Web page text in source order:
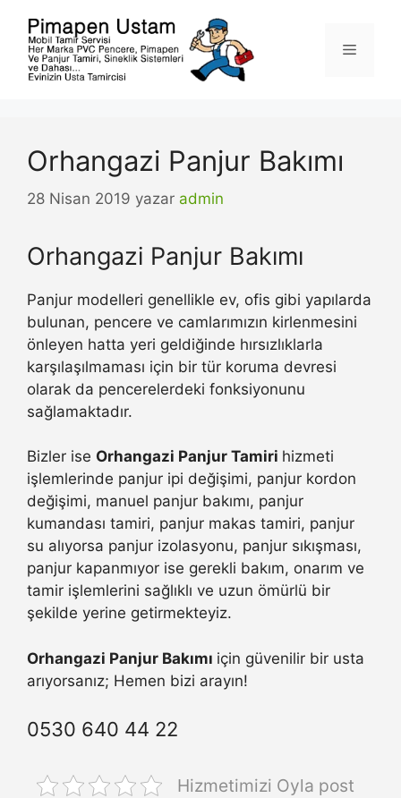
Menü
Orhangazi Panjur Bakımı
28 Nisan 2019 yazar admin
Orhangazi Panjur Bakımı
Panjur modelleri genellikle ev, ofis gibi yapılarda
bulunan, pencere ve camlarımızın kirlenmesini
önleyen hatta yeri geldiğinde hırsızlıklarla
karşılaşılmaması için bir tür koruma devresi
olarak da pencerelerdeki fonksiyonunu
sağlamaktadır.
Bizler ise Orhangazi Panjur Tamiri hizmeti
işlemlerinde panjur ipi değişimi, panjur kordon
değişimi, manuel panjur bakımı, panjur
kumandası tamiri, panjur makas tamiri, panjur
su alıyorsa panjur izolasyonu, panjur sıkışması,
panjur kapanmıyor ise gerekli bakım, onarım ve
tamir işlemlerini sağlıklı ve uzun ömürlü bir
şekilde yerine getirmekteyiz.
Orhangazi Panjur Bakımı için güvenilir bir usta
arıyorsanız; Hemen bizi arayın!
0530 640 44 22
Hizmetimizi Oyla post